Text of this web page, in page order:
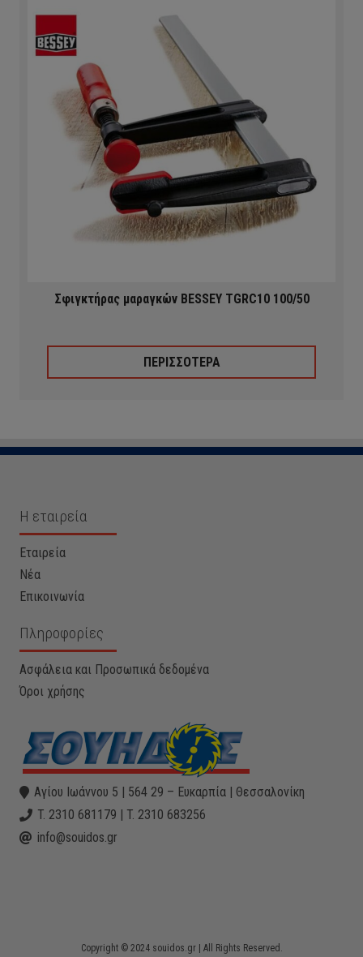
Σφιγκτήρας μαραγκών BESSEY TGRC10 100/50
ΠΕΡΙΣΣΟΤΕΡΑ
Η εταιρεία
Εταιρεία
Νέα
Επικοινωνία
Πληροφορίες
Ασφάλεια και Προσωπικά δεδομένα
Όροι χρήσης
Αγίου Ιωάννου 5 | 564 29 – Ευκαρπία | Θεσσαλονίκη
T. 2310 681179 | T. 2310 683256
info@souidos.gr
Copyright © 2024 souidos.gr | All Rights Reserved.